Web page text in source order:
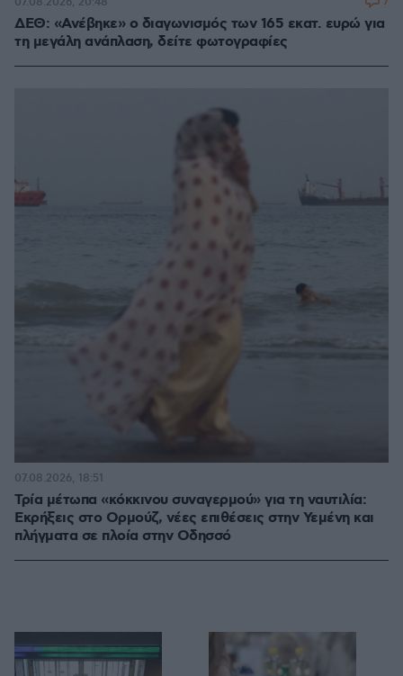
ΔΕΘ: «Ανέβηκε» ο διαγωνισμός των 165 εκατ. ευρώ για
τη μεγάλη ανάπλαση, δείτε φωτογραφίες
Τρία μέτωπα «κόκκινου συναγερμού» για τη ναυτιλία:
Εκρήξεις στο Ορμούζ, νέες επιθέσεις στην Υεμένη και
πλήγματα σε πλοία στην Οδησσό
07.08.2026, 18:51